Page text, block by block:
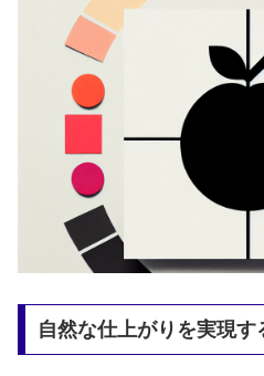
自然な仕上がりを実現